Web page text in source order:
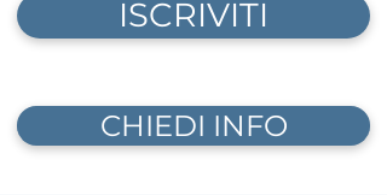
ISCRIVITI
CHIEDI INFO